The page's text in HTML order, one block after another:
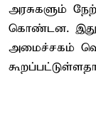
அரசுகளும்
கொண்டன. இது
அமைச்சகம்